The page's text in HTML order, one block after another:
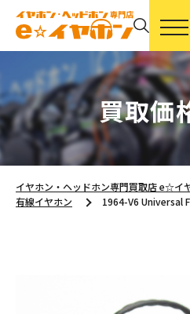
買取価
イヤホン・ヘッドホン専門買取店 e☆イ
有線イヤホン
1964-V6 Universal